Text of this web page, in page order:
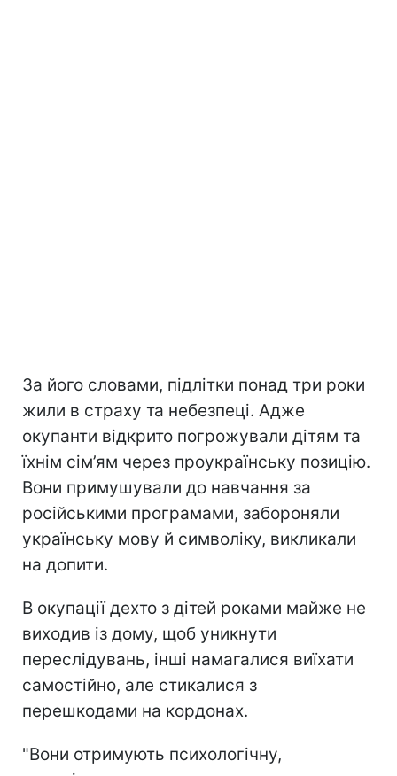
За його словами, підлітки понад три роки
жили в страху та небезпеці. Адже
окупанти відкрито погрожували дітям та
їхнім сім’ям через проукраїнську позицію.
Вони примушували до навчання за
російськими програмами, забороняли
українську мову й символіку, викликали
на допити.
В окупації дехто з дітей роками майже не
виходив із дому, щоб уникнути
переслідувань, інші намагалися виїхати
самостійно, але стикалися з
перешкодами на кордонах.
"Вони отримують психологічну,